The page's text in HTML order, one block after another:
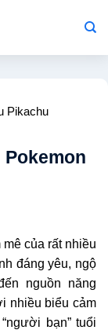
Pikachu
Pokemon
mê của rất nhiều
đáng yêu, ngộ
nguồn năng
nhiều biểu cảm
bạn” tuổi